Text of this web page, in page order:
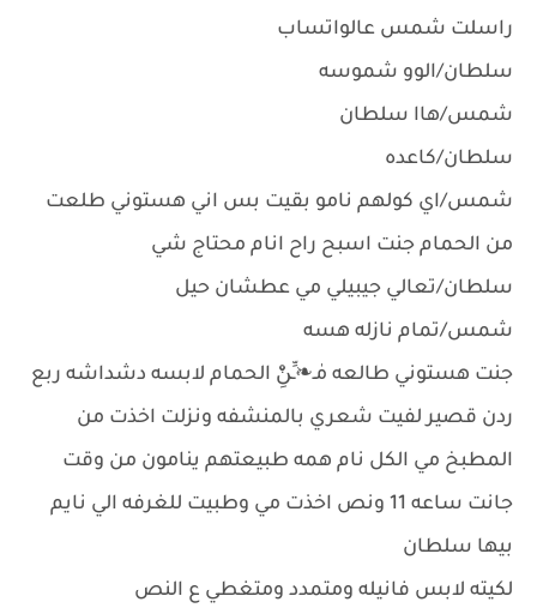
راسلت شمس عالواتساب
سلطان/الوو شموسه
شمس/هاا سلطان
سلطان/كاعده
شمس/اي كولهم نامو بقيت بس اني هستوني طلعت
من الحمام جنت اسبح راح انام محتاج شي
سلطان/تعالي جيبيلي مي عطشان حيل
شمس/تمام نازله هسه
جنت هستوني طالعه مٰـ❧ـِّنِْٚ الحمام لابسه دشداشه ربع
ردن قصير لفيت شعري بالمنشفه ونزلت اخذت من
المطبخ مي الكل نام همه طبيعتهم ينامون من وقت
جانت ساعه 11 ونص اخذت مي وطبيت للغرفه الي نايم
بيها سلطان
لكيته لابس فانيله ومتمدد ومتغطي ع النص